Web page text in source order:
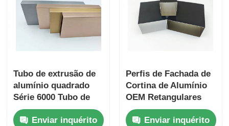
Tubo de extrusão de
alumínio quadrado
Série 6000 Tubo de
alumínio espesso
Enviar inquérito
Perfis de Fachada de
Cortina de Alumínio
OEM Retangulares
Personalizados Tubo
de Alumínio 6063
Enviar inquérito